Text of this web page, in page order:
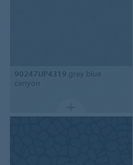
90247UP4319 grey blue
canyon